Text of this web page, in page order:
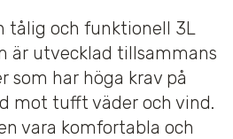
tålig och funktionell 3L
är utvecklad tillsammans
som har höga krav på
mot tufft väder och vind.
vara komfortabla och